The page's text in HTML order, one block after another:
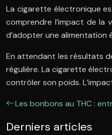
La cigarette électronique
comprendre l’impact de
d’adopter une alimentation
En attendant les résultats
régulière. La cigarette
contrôler son poids.
Les bonbons au THC :
Derniers articles